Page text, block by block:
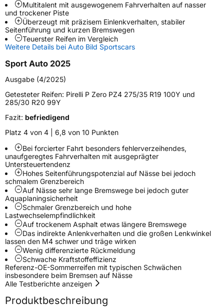
Weitere Eigenschaften
SchlauchtypTL
ZustandNeureifen
Verstärkt XL
FelgenschutzFP
Empfohlen für Audi
EU Label
EffizienzB
NasshaftungA
Rollgeräusch (Klasse)A
Rollgeräusch (dB)71
FahrzeugklasseC1
3PMSF / Schneeflockensymbol / Alpine-Symbol
Multitalent mit ausgewogenem Fahrverhalten auf nasser
und trockener Piste
Überzeugt mit präzisem Einlenkverhalten, stabiler
Seitenführung und kurzen Bremswegen
Teuerster Reifen im Vergleich
Weitere Details bei Auto Bild Sportscars
Sport Auto 2025
Ausgabe (4/2025)
Getesteter Reifen: Pirelli P Zero PZ4 275/35 R19 100Y und
285/30 R20 99Y
Fazit: befriedigend
Platz 4 von 4 | 6,8 von 10 Punkten
Bei forcierter Fahrt besonders fehlerverzeihendes,
unaufgeregtes Fahrverhalten mit ausgeprägter
Untersteuertendenz
Hohes Seitenführungspotenzial auf Nässe bei jedoch
schmalem Grenzbereich
Auf Nässe sehr lange Bremswege bei jedoch guter
Aquaplaningsicherheit
Schmaler Grenzbereich und hohe
Lastwechselempfindlichkeit
Auf trockenem Asphalt etwas längere Bremswege
Das indirekte Anlenkverhalten und die großen Lenkwinkel
lassen den M4 schwer und träge wirken
Wenig differenzierte Rückmeldung
Schwache Kraftstoffeffizienz
Referenz-OE-Sommerreifen mit typischen Schwächen
insbesondere beim Bremsen auf Nässe
Alle Testberichte anzeigen
Produktbeschreibung